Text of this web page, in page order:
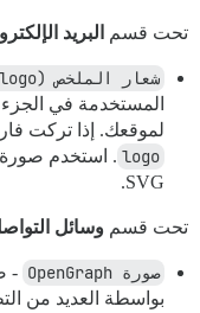
تحت قسم البريد
شعار الملخص (Digest logo)
المستخدمة في
لموقعك. إذا تركت
logo . استخدم
SVG.
تحت قسم وسائل
صورة OpenGraph -
بواسطة العديد من